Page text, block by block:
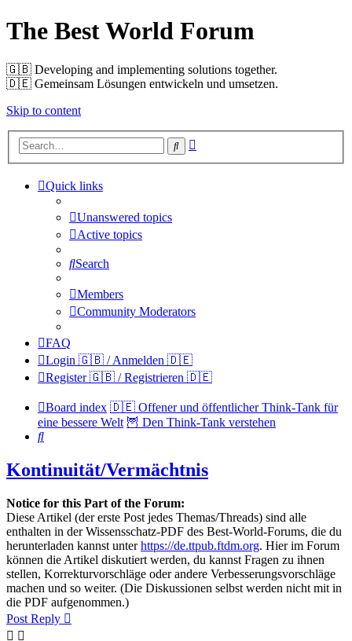
The Best World Forum
🇬🇧️ Developing and implementing solutions together.
🇩🇪️ Gemeinsam Lösungen entwickeln und umsetzen.
Skip to content
Search
Quick links
Unanswered topics
Active topics
Search
Members
Community Moderators
FAQ
Login 🇬🇧 / Anmelden 🇩🇪
Register 🇬🇧 / Registrieren 🇩🇪
Board index 🇩🇪 Offener und öffentlicher Think-Tank für
eine bessere Welt 🦉 Den Think-Tank verstehen
Search
Kontinuität/Vermächtnis
Notice for this Part of the Forum:
Diese Artikel (der erste Post jedes Themas/Threads) sind alle
enthalten in der Wissensschatz-PDF des Best-World-Forums, die du
herunterladen kannst unterhttps://de.ttpub.ftdm.org. Hier im Forum
können die Artikel diskutiert werden, du kannst Fragen zu ihnen
stellen, Korrekturvorschläge oder andere Verbesserungsvorschläge
machen und so weiter. (Die Diskussionen selbst werden nicht mit in
die PDF aufgenommen.)
Post Reply